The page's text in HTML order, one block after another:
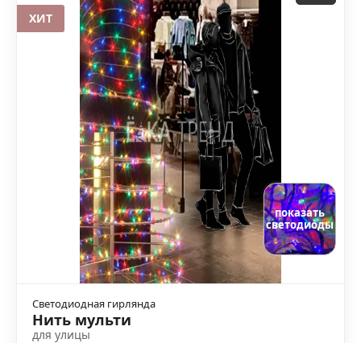
показать
светодиоды
Светодиодная гирлянда
Нить мульти
для улицы
ХИТ